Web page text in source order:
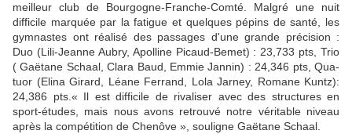
meilleur club de Bour­gogne-Franche-Comté. Malgré une nuit
difficile mar­quée par la fatigue et quelques pépins de santé, les
gymnastes ont réalisé des passages d'une grande précision :
Duo (Li­li-Jeanne Aubry, Apolline Pi­caud-Bemet) : 23,733 pts, Trio
( Gaëtane Schaal, Clara Baud, Emmie Jannin) : 24,346 pts, Qua­
tuor (Elina Girard, Léane Ferrand, Lola Jarney, Romane Kuntz):
24,386 pts.« Il est diffi­cile de rivaliser avec des struc­tures en
sport-études, mais nous avons retrouvé notre véritable niveau
après la compétition de Chenôve », souligne Gaëtane Schaal.